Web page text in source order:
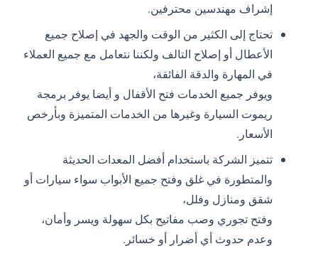
إشراف مهندسين محترفين.
تحتاج إلى الكثير من الوقت والجهد في إصلاح جميع
الأعطال أو إصلاح التالف ولكننا نتعامل مع جميع العملاء
في المهارة والدقة الفائقة،
ويوفر جميع الخدمات فتح الأقفال و أيضا يوفر برمجة
ريموت السيارة وغيرها من الخدمات المتميزة وبأرخص
الأسعار.
تتميز الشركة باستخدام أفضل المعدات الحديثة
والمتطورة في غلق وفتح جميع الأبواب سواء سيارات أو
شقق ومنازل وفلل،
وفتح تجوري وصب مفاتيح بكل سهولة ويسر وأمان،
وعدم حدوث أي أضرار أو خسائر.